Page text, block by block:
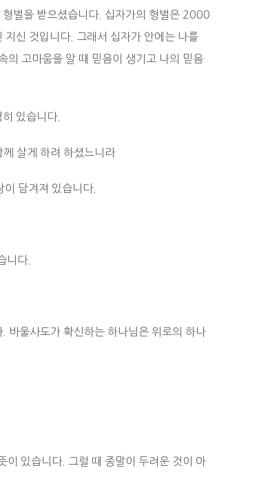
벌을 받으셨습니다. 십자가의 형벌은 2000
신 것입니다. 그래서 십자가 안에는 나를
의 고마움을 알 때 믿음이 생기고 나의 믿음
있습니다.
살게 하려 하셨느니라
담겨져 있습니다.
니다.
바울사도가 확신하는 하나님은 위로의 하나
이 있습니다. 그럴 때 종말이 두려운 것이 아